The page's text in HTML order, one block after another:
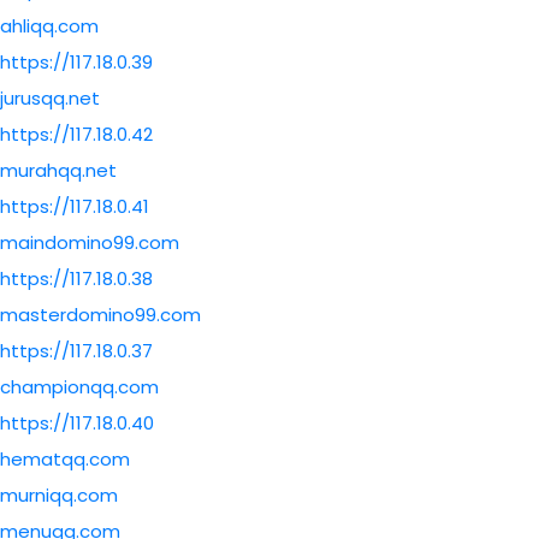
ahliqq.com
https://117.18.0.39
jurusqq.net
https://117.18.0.42
murahqq.net
https://117.18.0.41
maindomino99.com
https://117.18.0.38
masterdomino99.com
https://117.18.0.37
championqq.com
https://117.18.0.40
hematqq.com
murniqq.com
menuqq.com